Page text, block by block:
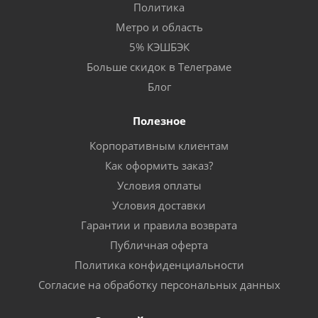
Политика
Метро и область
5% КЭШБЭК
Больше скидок в Телеграме
Блог
Полезное
Корпоративным клиентам
Как оформить заказ?
Условия оплаты
Условия доставки
Гарантии и правила возврата
Публичная оферта
Политика конфиденциальности
Согласие на обработку персональных данных